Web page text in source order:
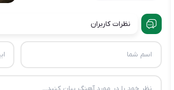
نظرات کاربران